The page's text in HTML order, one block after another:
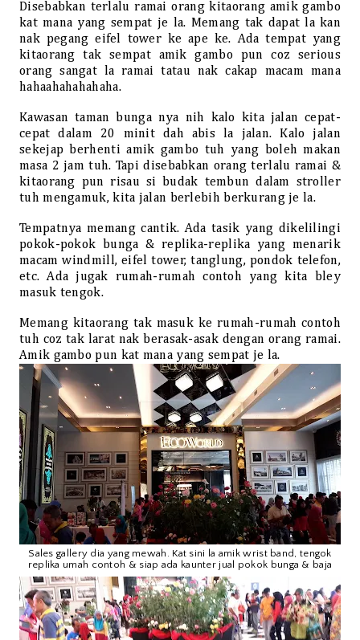
Disebabkan terlalu ramai orang kitaorang amik gambo
kat mana yang sempat je la. Memang tak dapat la kan
nak pegang eifel tower ke ape ke. Ada tempat yang
kitaorang tak sempat amik gambo pun coz serious
orang sangat la ramai tatau nak cakap macam mana
hahaahahahahaha.
Kawasan taman bunga nya nih kalo kita jalan cepat-
cepat dalam 20 minit dah abis la jalan. Kalo jalan
sekejap berhenti amik gambo tuh yang boleh makan
masa 2 jam tuh. Tapi disebabkan orang terlalu ramai &
kitaorang pun risau si budak tembun dalam stroller
tuh mengamuk, kita jalan berlebih berkurang je la.
Tempatnya memang cantik. Ada tasik yang dikelilingi
pokok-pokok bunga & replika-replika yang menarik
macam windmill, eifel tower, tanglung, pondok telefon,
etc. Ada jugak rumah-rumah contoh yang kita bley
masuk tengok.
Memang kitaorang tak masuk ke rumah-rumah contoh
tuh coz tak larat nak berasak-asak dengan orang ramai.
Amik gambo pun kat mana yang sempat je la.
Sales gallery dia yang mewah. Kat sini la amik wrist band, tengok
replika umah contoh & siap ada kaunter jual pokok bunga & baja